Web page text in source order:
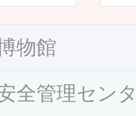
物館
全管理セン